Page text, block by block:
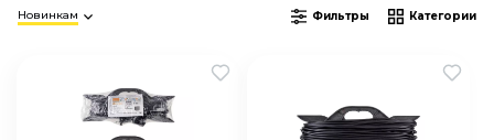
Новинкам Фильтры Категории